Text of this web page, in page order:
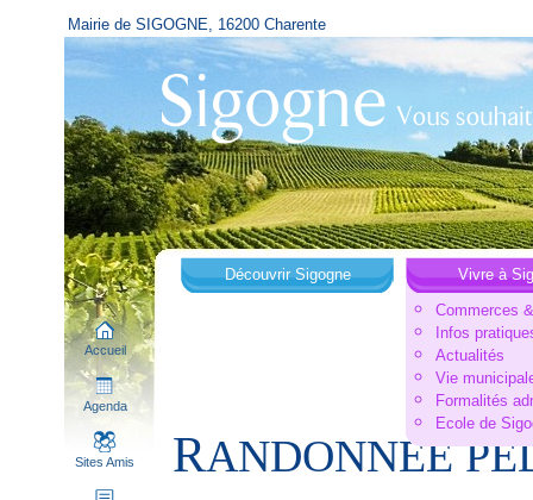
Mairie de SIGOGNE, 16200 Charente
Accueil
Agenda
Sites Amis
Découvrir Sigogne
Vivre à
Commerces
Infos
Actualités
Vie
Formalités
Ecole de
RANDONNEE